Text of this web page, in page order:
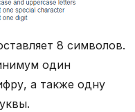
8 символов.
один
а также одну